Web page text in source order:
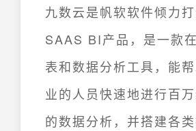
九数云是帆软软件倾力
SAAS BI产品，是一款
表和数据分析工具，能
业的人员快速地进行百
的数据分析，并搭建各